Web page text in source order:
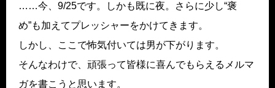
……今、9/25です。しかも既に夜。さらに少し“褒
め”も加えてプレッシャーをかけてきます。
しかし、ここで怖気付いては男が下がります。
そんなわけで、頑張って皆様に喜んでもらえるメルマ
ガを書こうと思います。